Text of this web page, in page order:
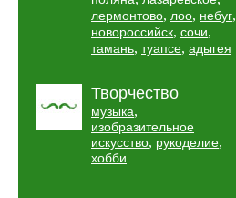
лермонтово, лоо, небуг,
новороссийск, сочи,
тамань, туапсе, адыгея
Творчество
музыка,
изобразительное
искусство, рукоделие,
хобби